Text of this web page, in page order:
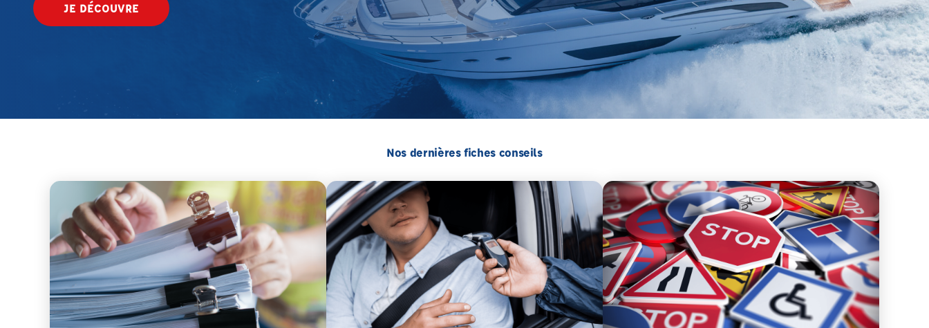
JE DÉCOUVRE
Nos dernières fiches conseils